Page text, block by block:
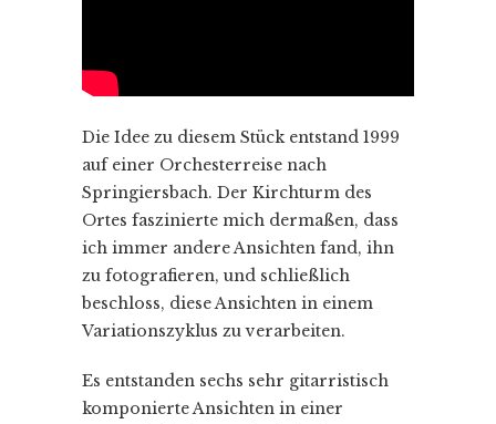
Die Idee zu diesem Stück entstand 1999
auf einer Orchesterreise nach
Springiersbach. Der Kirchturm des
Ortes faszinierte mich dermaßen, dass
ich immer andere Ansichten fand, ihn
zu fotografieren, und schließlich
beschloss, diese Ansichten in einem
Variationszyklus zu verarbeiten.
Es entstanden sechs sehr gitarristisch
komponierte Ansichten in einer